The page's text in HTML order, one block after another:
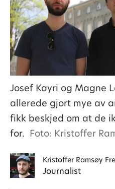
Josef Kayri og Magne
allerede gjort mye av
fikk beskjed om at de
for. Foto: Kristoffer
Kristoffer Ramsøy
Journalist